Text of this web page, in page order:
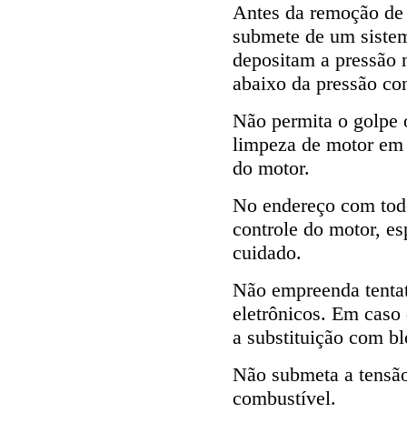
Antes da remoção
submete de um
depositam a pressão
abaixo da pressão
Não permita o golpe
limpeza de motor
do motor.
No endereço com
controle do motor,
cuidado.
Não empreenda
eletrônicos. Em caso
a substituição com
Não submeta a
combustível.